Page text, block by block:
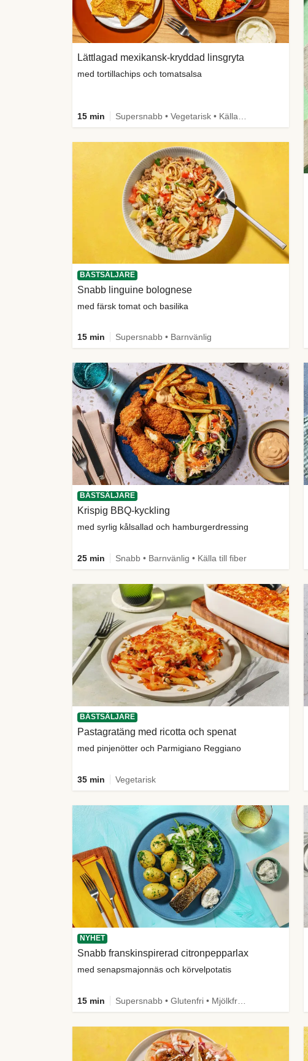
Lättlagad mexikansk-kryddad linsgryta
med tortillachips och tomatsalsa
15 min
BÄSTSÄLJARE
Snabb linguine bolognese
med färsk tomat och basilika
15 min Supersnabb • Barnvänlig
BÄSTSÄLJARE
Krispig BBQ-kyckling
med syrlig kålsallad och hamburgerdressing
25 min Snabb • Barnvänlig • Källa till fiber
BÄSTSÄLJARE
Pastagratäng med ricotta och spenat
med pinjenötter och Parmigiano Reggiano
35 min Vegetarisk
NYHET
Snabb franskinspirerad citronpepparlax
med senapsmajonnäs och körvelpotatis
15 min